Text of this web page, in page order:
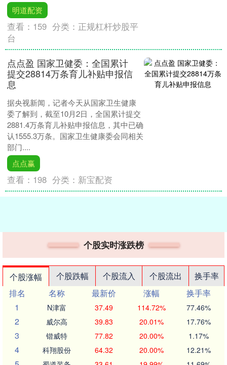
明道配资
查看： 159 分类： 正规杠杆炒股平
台
点点盈 国家卫健委：全国累计
提交28814万条育儿补贴申报信
息
据央视新闻，记者今天从国家卫生健康
委了解到，截至10月2日，全国累计提交
2881.4万条育儿补贴申报信息，其中已确
认1555.3万条。国家卫生健康委会同相关
部门....
点点赢
查看： 198 分类： 新宝配资
个股实时涨跌榜
个股涨幅 个股跌幅 个股流入 个股流出
换手率
排名
名称 最新价 涨幅
换手率
1
N津富 37.49 114.72% 77.46%
2 威尔高 39.83 20.01% 17.76%
3 锴威特 77.82 20.00% 1.17%
4 科翔股份 64.32 20.00% 12.21%